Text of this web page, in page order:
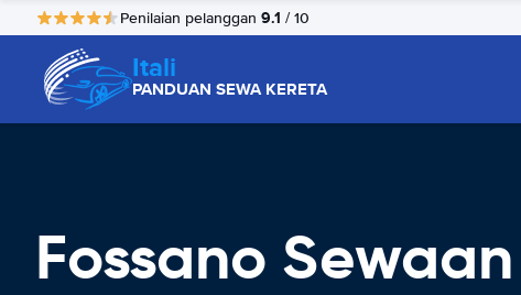
Penilaian pelanggan 9.1 / 10
Itali
PANDUAN SEWA KERETA
Fossano